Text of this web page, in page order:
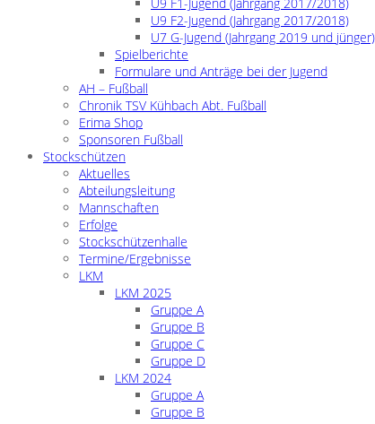
U9 F2-Jugend (Jahrgang 2017/2018)
U7 G-Jugend (Jahrgang 2019 und jünger)
Spielberichte
Formulare und Anträge bei der Jugend
AH – Fußball
Chronik TSV Kühbach Abt. Fußball
Erima Shop
Sponsoren Fußball
Stockschützen
Aktuelles
Abteilungsleitung
Mannschaften
Erfolge
Stockschützenhalle
Termine/Ergebnisse
LKM
LKM 2025
Gruppe A
Gruppe B
Gruppe C
Gruppe D
LKM 2024
Gruppe A
Gruppe B